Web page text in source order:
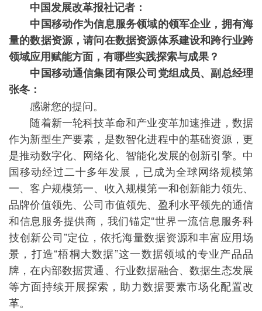
中国发展改革报社记者：
中国移动作为信息服务领域的领军企业，拥有海
量的数据资源，请问在数据资源体系建设和跨行业跨
领域应用赋能方面，有哪些实践探索与成果？
中国移动通信集团有限公司党组成员、副总经理
张冬：
感谢您的提问。
随着新一轮科技革命和产业变革加速推进，数据
作为新型生产要素，是数智化进程中的基础资源，更
是推动数字化、网络化、智能化发展的创新引擎。中
国移动经过二十多年发展，已成为全球网络规模第
一、客户规模第一、收入规模第一和创新能力领先、
品牌价值领先、公司市值领先、盈利水平领先的通信
和信息服务提供商，我们锚定“世界一流信息服务科
技创新公司”定位，依托海量数据资源和丰富应用场
景，打造“梧桐大数据”这一数据领域的专业产品品
牌，在内部数据贯通、行业数据融合、数据生态发展
等方面持续开展探索，助力数据要素市场化配置改
革。